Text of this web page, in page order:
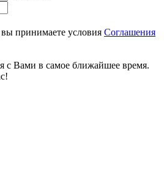
принимаете условия Соглашения
с Вами в самое ближайшее время.